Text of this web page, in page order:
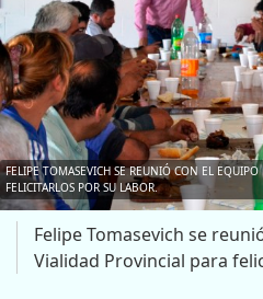
FELIPE TOMASEVICH SE REUNIÓ CON EL
FELICITARLOS POR SU LABOR.
Felipe Tomasevich se
Vialidad Provincial para